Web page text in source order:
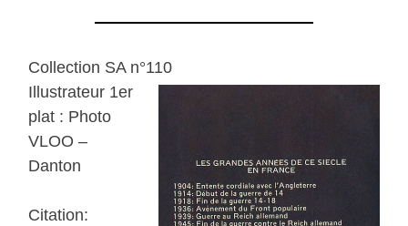
Collection SA n°110
Illustrateur 1er
plat : Photo
VLOO –
Danton
Citation: